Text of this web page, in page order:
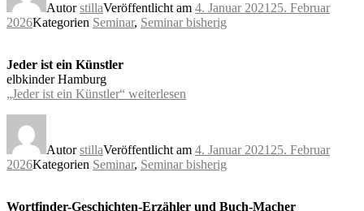
AutorstillaVeröffentlicht am 4. Januar 2021 25. Februar
2026Kategorien Seminar, Seminar bisherig
Jeder ist ein Künstler
elbkinder Hamburg
„Jeder ist ein Künstler“ weiterlesen
AutorstillaVeröffentlicht am 4. Januar 2021 25. Februar
2026Kategorien Seminar, Seminar bisherig
Wortfinder-Geschichten-Erzähler und Buch-Macher